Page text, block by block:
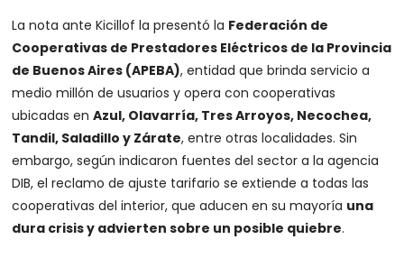
La nota ante Kicillof la presentó la Federación de
Cooperativas de Prestadores Eléctricos de la Provincia
de Buenos Aires (APEBA), entidad que brinda servicio a
medio millón de usuarios y opera con cooperativas
ubicadas enAzul, Olavarría, Tres Arroyos, Necochea,
Tandil, Saladillo y Zárate, entre otras localidades. Sin
embargo, según indicaron fuentes del sector a la agencia
DIB, el reclamo de ajuste tarifario se extiende a todas las
cooperativas del interior, que aducen en su mayoría una
dura crisis y advierten sobre un posible quiebre.